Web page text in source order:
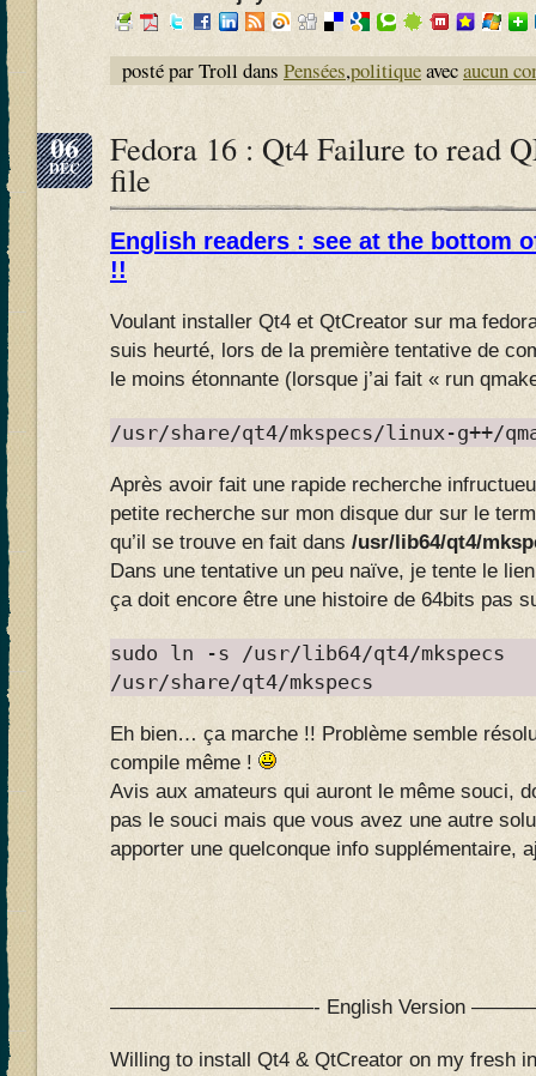
posté par Troll dans Pensées,politiqueavecaucun
06
DÉC Fedora 16 : Qt4 Failure to read
file
English readers : see at the bottom
!!
Voulant installer Qt4 et QtCreator sur ma
suis heurté, lors de la première tentative de
le moins étonnante (lorsque j’ai fait « run
/usr/share/qt4/mkspecs/linux-g++/
Après avoir fait une rapide recherche
petite recherche sur mon disque dur sur le
qu’il se trouve en fait dans /usr/lib64/qt4/
Dans une tentative un peu naïve, je tente le
ça doit encore être une histoire de 64bits pas
sudo ln -s /usr/lib64/qt4/mkspecs
/usr/share/qt4/mkspecs
Eh bien… ça marche !! Problème semble
compile même !
Avis aux amateurs qui auront le même souci,
pas le souci mais que vous avez une autre
apporter une quelconque info supplémentaire,
——————————- English Version
Willing to install Qt4 & QtCreator on my fresh